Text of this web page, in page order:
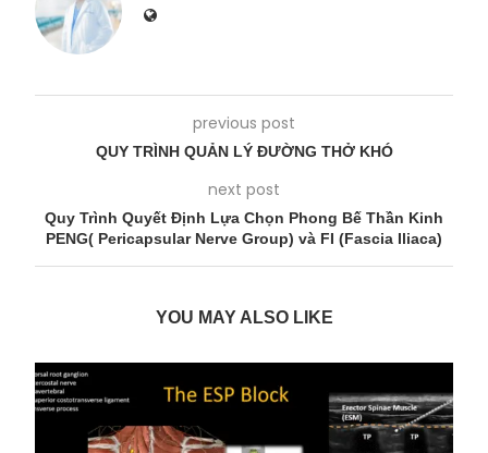
previous post
QUY TRÌNH QUẢN LÝ ĐƯỜNG THỞ KHÓ
next post
Quy Trình Quyết Định Lựa Chọn Phong Bế Thần Kinh
PENG( Pericapsular Nerve Group) và FI (Fascia Iliaca)
YOU MAY ALSO LIKE